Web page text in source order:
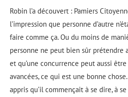
Robin l’a découvert : Pamiers
l’impression que personne d’autre
faire comme ça. Ou du moins de
personne ne peut bien sûr prétendre
et qu’une concurrence peut aussi
avancées, ce qui est une bonne
appris qu’il commençait à se dire, à